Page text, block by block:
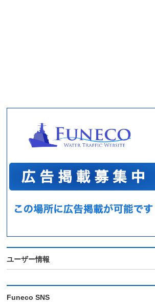
ユーザー情報
Funeco SNS